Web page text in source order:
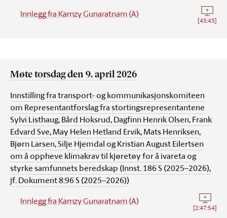
Innlegg fra Kamzy Gunaratnam (A) Se
[45:43]
Møte torsdag den 9. april 2026
Innstilling fra transport- og kommunikasjonskomiteen
om Representantforslag fra stortingsrepresentantene
Sylvi Listhaug, Bård Hoksrud, Dagfinn Henrik Olsen, Frank
Edvard Sve, May Helen Hetland Ervik, Mats Henriksen,
Bjørn Larsen, Silje Hjemdal og Kristian August Eilertsen
om å oppheve klimakrav til kjøretøy for å ivareta og
styrke samfunnets beredskap (Innst. 186 S (2025–2026),
jf. Dokument 8:96 S (2025–2026))
Innlegg fra Kamzy Gunaratnam (A) Se
[2:47:54]